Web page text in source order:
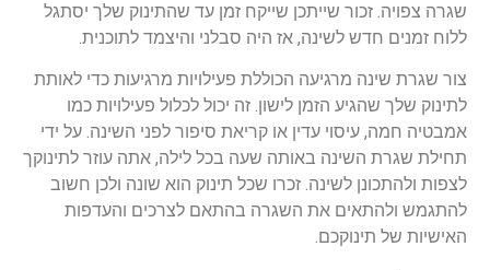
שגרה צפויה. זכור שייתכן שייקח זמן עד שהתינוק שלך יסתגל
ללוח זמנים חדש לשינה, אז היה סבלני והיצמד לתוכנית.
צור שגרת שינה מרגיעה הכוללת פעילויות מרגיעות כדי לאותת
לתינוק שלך שהגיע הזמן לישון. זה יכול לכלול פעילויות כמו
אמבטיה חמה, עיסוי עדין או קריאת סיפור לפני השינה. על ידי
תחילת שגרת השינה באותה שעה בכל לילה, אתה עוזר לתינוקך
לצפות ולהתכונן לשינה. זכרו שכל תינוק הוא שונה ולכן חשוב
להתגמש ולהתאים את השגרה בהתאם לצרכים והעדפות
האישיות של תינוקכם.